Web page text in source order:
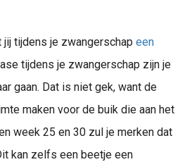
tijdens je zwangerschap een
tijdens je zwangerschap zijn je
gaan. Dat is niet gek, want de
maken voor de buik die aan het
week 25 en 30 zul je merken dat
kan zelfs een beetje een